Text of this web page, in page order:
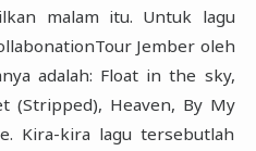
malam itu. ‎Untuk lagu
Jember oleh
‎adalah: Float in the sky,
(Stripped), Heaven, By My
Kira-kira lagu tersebutlah